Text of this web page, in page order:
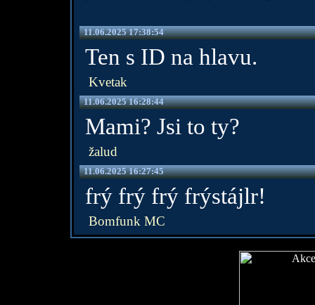
11.06.2025 17:38:54
Ten s ID na hlavu.
Kvetak
11.06.2025 16:28:44
Mami? Jsi to ty?
žalud
11.06.2025 16:27:45
frý frý frý frýstájlr!
Bomfunk MC